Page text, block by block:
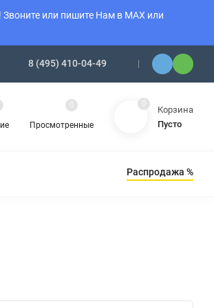
или пишите Нам в MAX или
8 (495) 410-04-49
Просмотренные
0 0
Корзина
Пусто
Распродажа %